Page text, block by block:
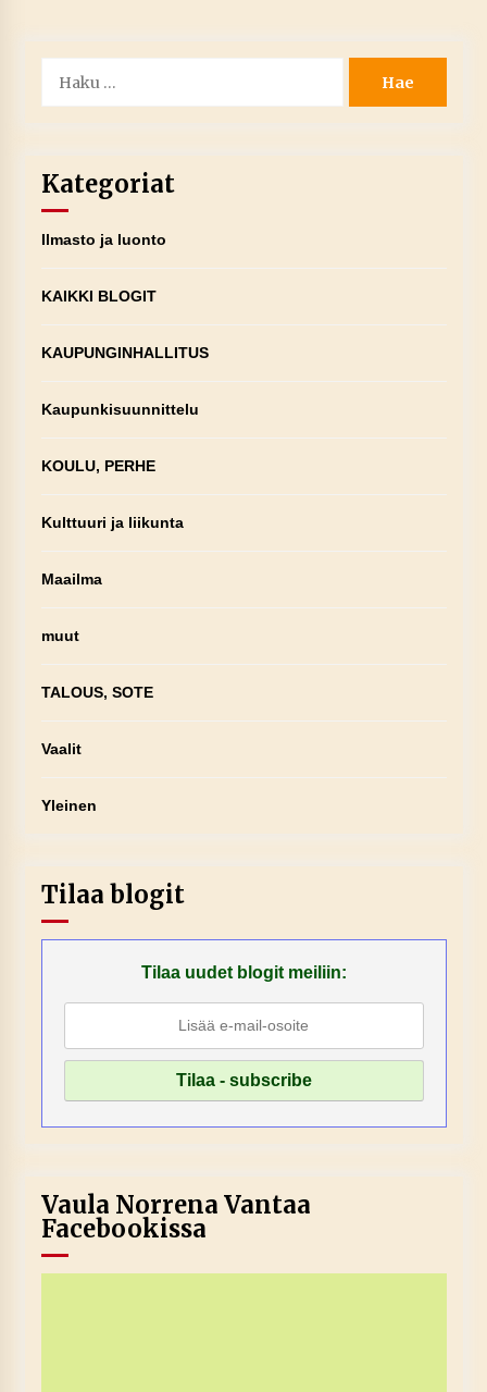
Kategoriat
Ilmasto ja luonto
KAIKKI BLOGIT
KAUPUNGINHALLITUS
Kaupunkisuunnittelu
KOULU, PERHE
Kulttuuri ja liikunta
Maailma
muut
TALOUS, SOTE
Vaalit
Yleinen
Tilaa blogit
Tilaa uudet blogit meiliin:
Vaula Norrena Vantaa
Facebookissa